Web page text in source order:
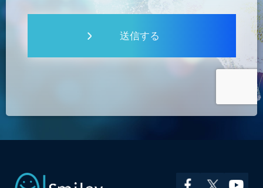
送信する